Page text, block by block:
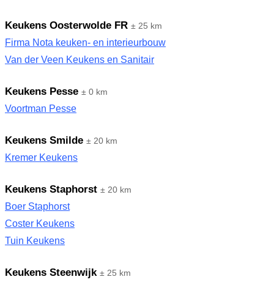
Keukens Oosterwolde FR ± 25 km
Firma Nota keuken- en interieurbouw
Van der Veen Keukens en Sanitair
Keukens Pesse ± 0 km
Voortman Pesse
Keukens Smilde ± 20 km
Kremer Keukens
Keukens Staphorst ± 20 km
Boer Staphorst
Coster Keukens
Tuin Keukens
Keukens Steenwijk ± 25 km